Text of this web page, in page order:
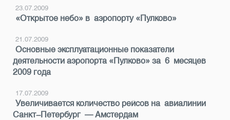
23.07.2009
«Открытое небо» в аэропорту «Пулково»
21.07.2009
Основные эксплуатационные показатели
деятельности аэропорта «Пулково» за 6 месяцев
2009 года
17.07.2009
Увеличивается количество рейсов на авиалинии
Санкт-Петербург — Амстердам